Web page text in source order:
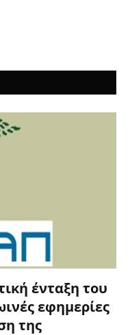
ένταξη του
εφημερίες
της